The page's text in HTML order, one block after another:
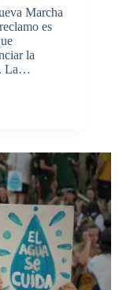
Marcha
es
la
La…